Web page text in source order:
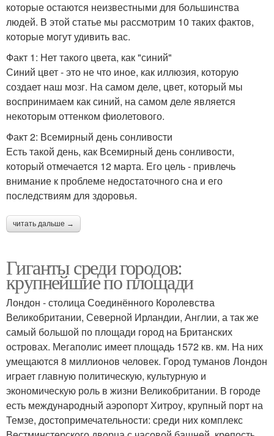
которые остаются неизвестными для большинства
людей. В этой статье мы рассмотрим 10 таких фактов,
которые могут удивить вас.
Факт 1: Нет такого цвета, как "синий"
Синий цвет - это не что иное, как иллюзия, которую
создает наш мозг. На самом деле, цвет, который мы
воспринимаем как синий, на самом деле является
некоторым оттенком фиолетового.
Факт 2: Всемирный день сонливости
Есть такой день, как Всемирный день сонливости,
который отмечается 12 марта. Его цель - привлечь
внимание к проблеме недостаточного сна и его
последствиям для здоровья.
читать дальше →
Гиганты среди городов:
крупнейшие по площади
Лондон - столица Соединённого Королевства
Великобритании, Северной Ирландии, Англии, а так же
самый большой по площади город на Британских
островах. Мегаполис имеет площадь 1572 кв. км. На них
умещаются 8 миллионов человек. Город туманов Лондон
играет главную политическую, культурную и
экономическую роль в жизни Великобритании. В городе
есть международный аэропорт Хитроу, крупный порт на
Темзе, достопримечательности: среди них комплекс